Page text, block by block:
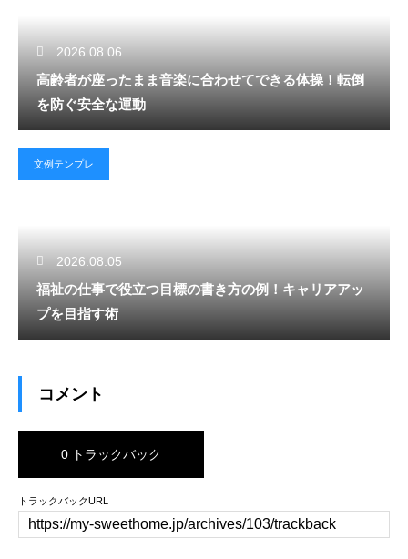
2026.08.06
高齢者が座ったまま音楽に合わせてできる体操！転倒
を防ぐ安全な運動
文例テンプレ
2026.08.05
福祉の仕事で役立つ目標の書き方の例！キャリアアッ
プを目指す術
コメント
0 トラックバック
トラックバックURL